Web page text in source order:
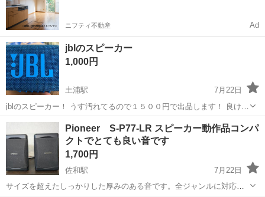
ニフティ不動産 Ad
jblのスピーカー
1,000円
土浦駅
7月22日
jblのスピーカー！ うす汚れてるので１５００円で出品します！ 良けれ
ば是非！
茨城 稲敷郡
Pioneer S-P77-LR スピーカー動作品コンパ
クトでとても良い音です
1,700円
佐和駅
7月22日
サイズを超えたしっかりした厚みのある音です。全ジャンルに対応し